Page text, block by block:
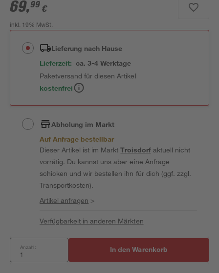
69,99 €
inkl. 19% MwSt.
Lieferung nach Hause
Lieferzeit: ca. 3-4 Werktage
Paketversand für diesen Artikel
kostenfrei
Abholung im Markt
Auf Anfrage bestellbar
Dieser Artikel ist im MarktTroisdorfaktuell nicht
vorrätig. Du kannst uns aber eine Anfrage
schicken und wir bestellen ihn für dich (ggf. zzgl.
Transportkosten).
Artikel anfragen >
Verfügbarkeit in anderen Märkten
Anzahl: In den Warenkorb